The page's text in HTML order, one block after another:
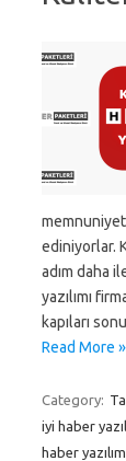
ediniyorlar.
adım daha
yazılımı
kapıları
Read More »
Category:
iyi haber
haber